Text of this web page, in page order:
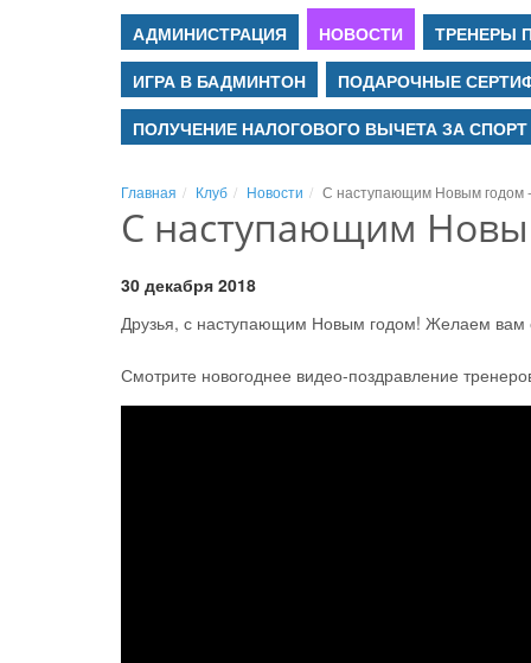
АДМИНИСТРАЦИЯ НОВОСТИ
ТРЕНЕРЫ
ИГРА В БАДМИНТОН
ПОДАРОЧНЫЕ
ПОЛУЧЕНИЕ НАЛОГОВОГО ВЫЧЕТА ЗА СПОРТ
Главная Клуб Новости С наступающим Новым годом
С наступающим
30 декабря 2018
Друзья, с наступающим Новым годом! Желаем вам
Смотрите новогоднее видео-поздравление